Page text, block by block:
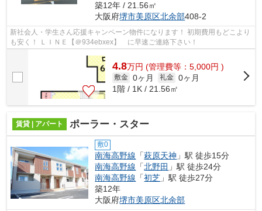
築12年 / 21.56㎡
大阪府堺市美原区北余部408-2
新社会人・学生さん応援キャンペーン物件になります！ 初期費用もどこより
も安く！ ＬＩＮＥ【＠934ebxex】 に早速ご連絡下さい！
4.8万円 (管理費等：5,000円 )
敷金 0ヶ月 礼金 0ヶ月
1階 / 1K / 21.56㎡
賃貸 | アパート ポーラー・スター
敷0
南海高野線 「萩原天神 」駅 徒歩15分
南海高野線 「北野田 」駅 徒歩24分
南海高野線 「初芝 」駅 徒歩27分
築12年
大阪府堺市美原区北余部